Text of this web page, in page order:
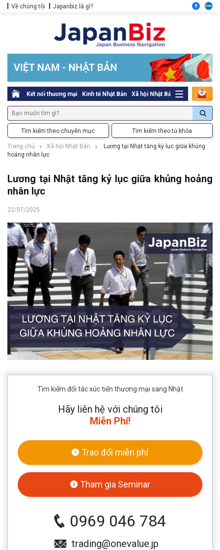
Về chúng tôi Japanbiz là gì?
Kết nối thương mại Kinh tế Nhật Bản Xã hội Nhật Bản Thủ tục pháp
Tìm kiếm theo chuyên mục Tìm kiếm theo từ khóa
Trang chủ Xã hội Nhật Bản
Lương tại Nhật tăng kỷ lục giữa khủng
hoảng nhân lực
Lương tại Nhật tăng kỷ lục giữa khủng hoảng
nhân lực
22/07/2025
Tìm kiếm đối tác xúc tiến thương mại sang Nhật
Hãy liên hệ với chúng tôi
Miễn Phí!
Trao đổi miễn phí
Tham gia Seminar
0969 046 784
trading@onevalue.jp